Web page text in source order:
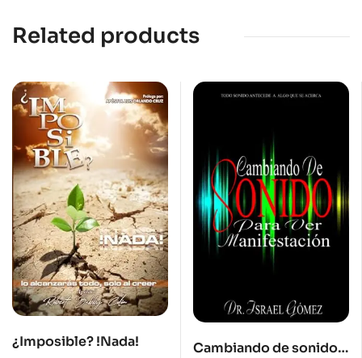
Related products
¿Imposible? !Nada!
Cambiando de sonido